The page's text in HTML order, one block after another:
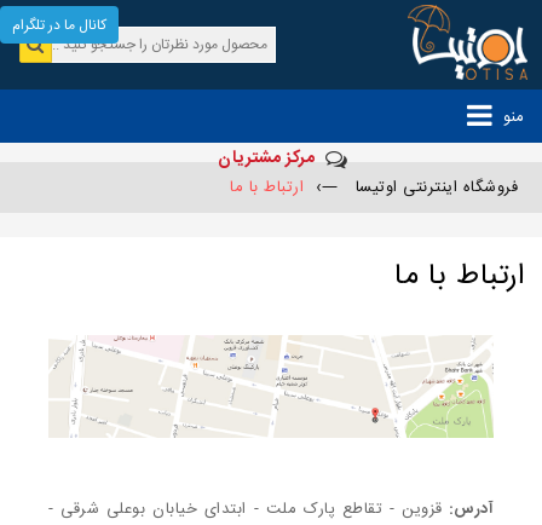
منو
مرکز مشتریان
فروشگاه اینترنتی اوتیسا —› ارتباط با ما
ارتباط با ما
آدرس: قزوین - تقاطع پارک ملت - ابتدای خیابان بوعلی شرقی -
کانال ما در تلگرام